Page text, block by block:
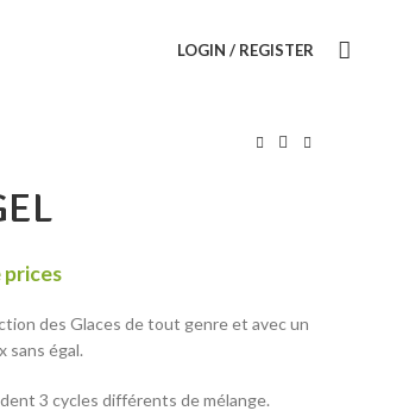
LOGIN / REGISTER
prices
des Glaces de tout genre et avec un
sans égal.
3 cycles différents de mélange.